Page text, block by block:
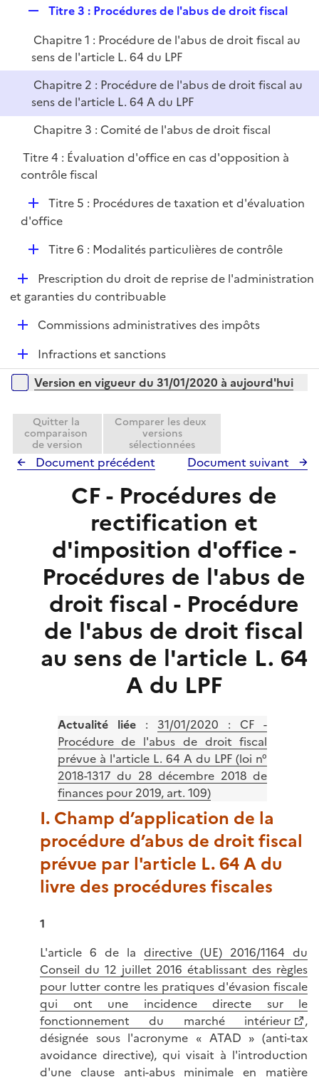
r
i
e
r
p
l
i
r
Titre 3 : Procédures de l'abus de droit fiscal
Chapitre 1 : Procédure de l'abus de droit fiscal au
sens de l'article L. 64 du LPF
Chapitre 2 : Procédure de l'abus de droit fiscal au
sens de l'article L. 64 A du LPF
Chapitre 3 : Comité de l'abus de droit fiscal
Titre 4 : Évaluation d'office en cas d'opposition à
contrôle fiscal
D
é
i
e
r
Titre 5 : Procédures de taxation et d'évaluation
d'office
D
p
l
i
e
r
Titre 6 : Modalités particulières de contrôle
D
é
r
Prescription du droit de reprise de l'administration
et garanties du contribuable
D
e
r
Commissions administratives des impôts
D
é
p
e
r
Infractions et sanctions
Versions sur la période
Version en vigueur du 31/01/2020 à aujourd'hui
Quitter la
comparaison
de version
Comparer les deux
versions
sélectionnées
Document précédent Document suivant
CF - Procédures de
rectification et
d'imposition d'office -
Procédures de l'abus de
droit fiscal - Procédure
de l'abus de droit fiscal
au sens de l'article L. 64
A du LPF
Actualité liée: 31/01/2020 : CF -
Procédure de l'abus de droit fiscal
prévue à l'article L. 64 A du LPF (loi n°
2018-1317 du 28 décembre 2018 de
finances pour 2019, art. 109)
I. Champ d’application de la
procédure d’abus de droit fiscal
prévue par l'article L. 64 A du
livre des procédures fiscales
1
L'article 6 de‌ la directive (UE) 2016/1164 du
Conseil du 12 juillet 2016 établissant des règles
pour lutter contre les pratiques d'évasion fiscale
qui ont une incidence directe sur le
fonctionnement du marché intérieur
,
désignée sous l'acronyme « ATAD » (anti-tax
avoidance directive), qui visait à l'introduction
d'une clause anti-abus minimale en matière